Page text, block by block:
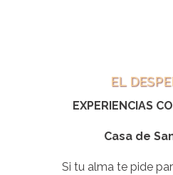
EL
EXPERIENCIAS
Casa de
Si tu alma te pide